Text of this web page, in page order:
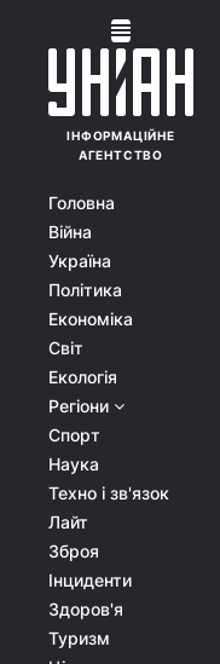
ІНФОРМАЦІЙНЕ
АГЕНТСТВО
Головна
Війна
Україна
Політика
Економіка
Світ
Екологія
Регіони
Спорт
Наука
Техно і зв'язок
Лайт
Зброя
Інциденти
Здоров'я
Туризм